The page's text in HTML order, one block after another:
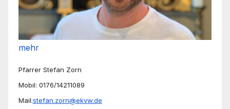
mehr
Pfarrer Stefan Zorn
Mobil: 0176/14211089
Mail:stefan.zorn@ekvw.de